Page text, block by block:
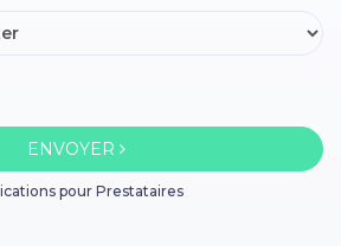
ENVOYER
pour Prestataires